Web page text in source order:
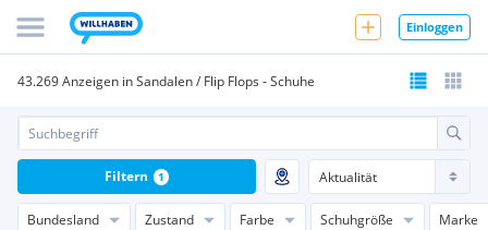
Einloggen
43.269 Anzeigen in Sandalen / Flip Flops - Schuhe
Bundesland Zustand Farbe Schuhgröße Marke
Filtern 1